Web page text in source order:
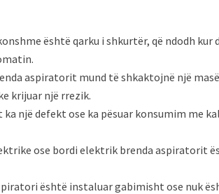
është qarku i shkurtër, që ndodh
aspiratorit mund të shkaktojnë një
krijuar një rrezik.
një defekt ose ka pësuar konsumim me
ose bordi elektrik brenda aspiratorit
është instaluar gabimisht ose nuk